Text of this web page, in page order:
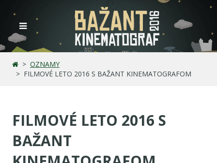
OZNAMY
FILMOVÉ LETO 2016 S BAŽANT KINEMATOGRAFOM
FILMOVÉ LETO 2016 S
BAŽANT